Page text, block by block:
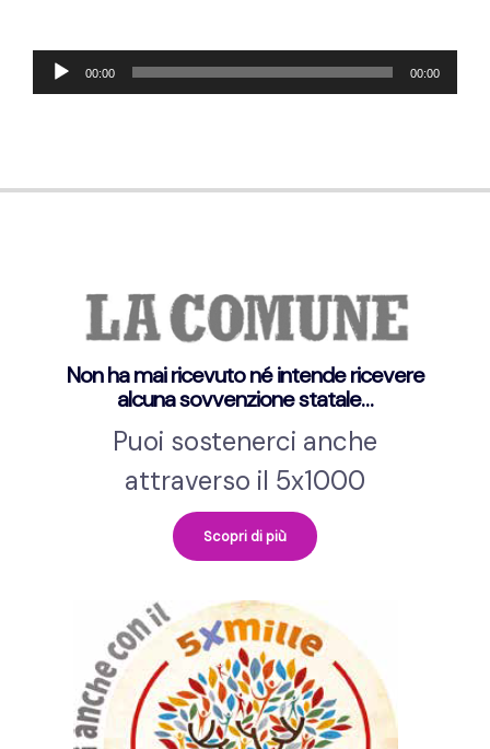
Audio
Player
00:00 00:00
Non ha mai ricevuto né intende ricevere
alcuna sovvenzione statale…
Puoi sostenerci anche
attraverso il 5x1000
Scopri di più